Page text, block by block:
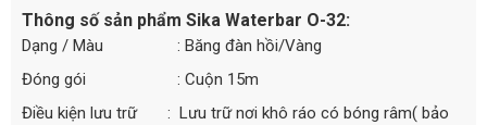
Thông số sản phẩm Sika Waterbar O-32:
Dạng / Màu : Băng đàn hồi/Vàng
Đóng gói : Cuộn 15m
Điều kiện lưu trữ : Lưu trữ nơi khô ráo có bóng râm( bảo